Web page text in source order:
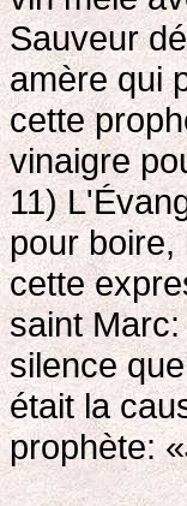
Sauveur
amère qui
cette
vinaigre
11)
pour boire,
cette
saint
silence
était la
prophète: